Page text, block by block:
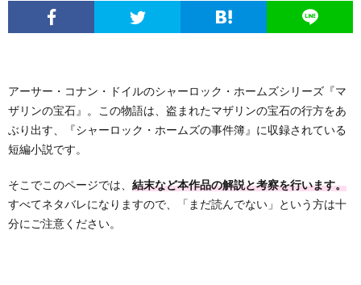
せ
アーサー・コナン・ドイルのシャーロック・ホームズシリーズ『マ
ザリンの宝石』。この物語は、盗まれたマザリンの宝石の行方をあ
ぶり出す、『シャーロック・ホームズの事件簿』に収録されている
短編小説です。
そこでこのページでは、 結末など本作品の解説と考察を行います。
すべてネタバレになりますので、「まだ読んでない」という方は十
分にご注意ください。